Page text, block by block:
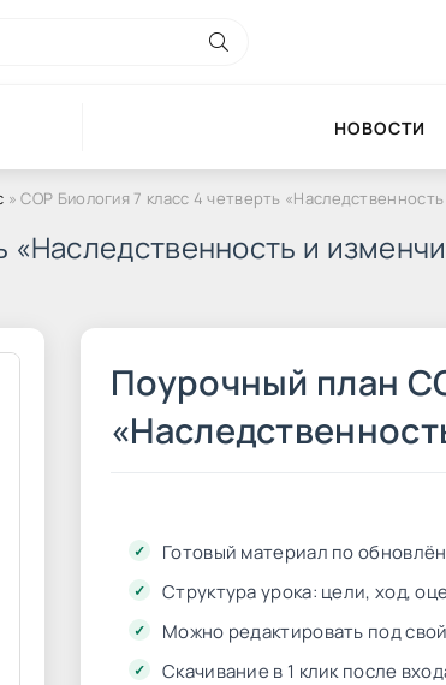
НОВОСТИ
» СОР Биология 7 класс 4 четверть
и
Поурочный план
Готовый материал по
Структура урока: цели, ход,
Можно редактировать под
Скачивание в 1 клик после